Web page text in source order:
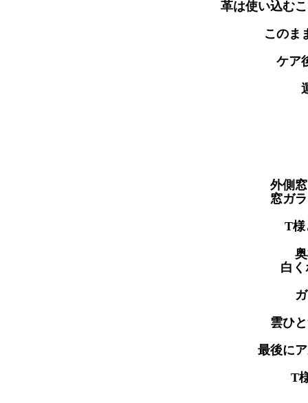
革は使い込む
このま
ケア
外側
窓ガ
T様
白
雲ひ
最後に
T